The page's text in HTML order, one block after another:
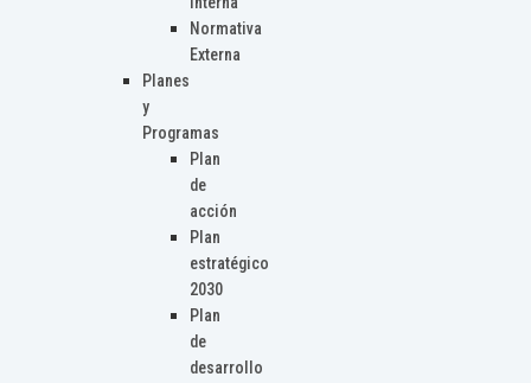
Normativa
Externa
Planes
y
Programas
Plan
de
acción
Plan
estratégico
2030
Plan
de
desarrollo